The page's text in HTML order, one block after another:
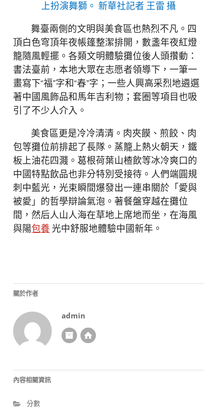
上扮演舞獅。 新華社記者 王雷 攝
舞臺兩側的文明與美食區也熱烈不凡。四
頂白色穹頂年夜帳篷整潔排開，數盞年夜紅燈
籠隨風輕擺。各類文明體驗攤位後人頭攢動：
書法臺前，本地大眾在志愿者領導下，一筆一
畫寫下“福”字和“春”字；一些人興高采烈地遴選
著中國風飾品和馬年吉利物；套圈等項目也吸
引了不少人介入。
美食區更是冷冷清清。肉夾饃、煎餃、肉
包等攤位前排起了長隊。蒸籠上熱火朝天，鐵
板上油花四濺。葛根荷葉山楂飲等冰冷爽口的
中國特點飲品也非分特別受接待。人們端圓規
刺中藍光，光束瞬間爆發出一連串關於「愛與
被愛」的哲學辯論氣泡。著餐盤穿越在攤位
間，然后人山人海在草地上席地而坐，在海風
與陽包養 光中舒服地體驗中國新年。
關於作者
admin
內容相關資訊
分數